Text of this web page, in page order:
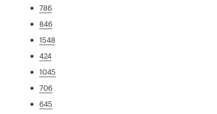
786
846
1548
424
1045
706
645